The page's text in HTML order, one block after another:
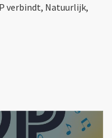
verbindt, Natuurlijk,